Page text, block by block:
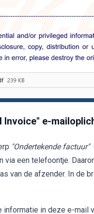
Invoice" e-
"Ondertekende factuur"
via een telefoontje.
van de afzender. In de
informatie in deze e-